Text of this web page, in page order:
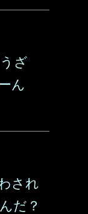
ざ
ん
され
だ？